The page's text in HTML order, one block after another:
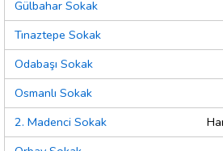
Gülbahar Sokak
Tınaztepe Sokak
Odabaşı Sokak
Osmanlı Sokak
2. Madenci Sokak